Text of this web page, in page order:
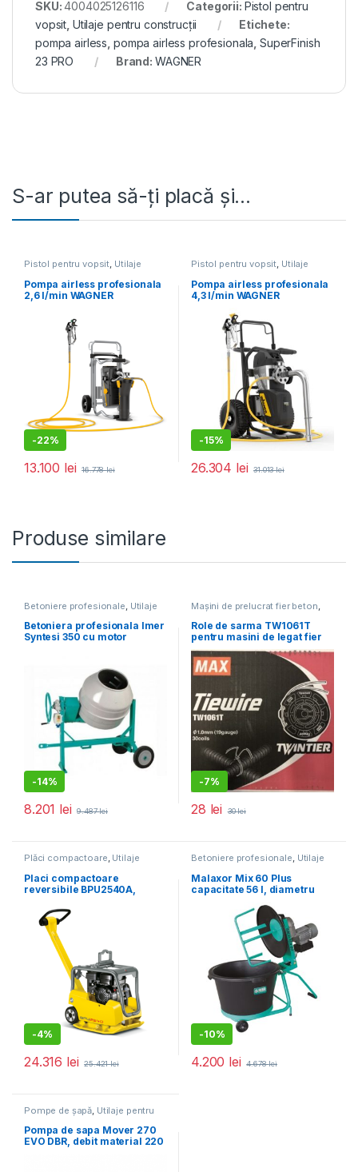
SKU:4004025126116 Categorii: Pistol pentru
vopsit Utilaje pentru construcții
Etichete:
pompa airless pompa airless profesionala ,SuperFinish
23 PRO
Brand: WAGNER
S-ar putea să-ți placă și…
Pistol pentru vopsit, Utilaje
Pompa airless profesionala
2,6 l/min WAGNER
Spraypack
-22%
13.100 lei 16.778lei
Pistol pentru vopsit, Utilaje
Pompa airless profesionala
4,3 l/min WAGNER
-15%
26.304 lei 31.013lei
Produse similare
Betoniere profesionale Utilaje
pentru construcții
Betoniera profesionala Imer
Syntesi 350 cu motor
-14%
8.201 lei 9.487lei
Mașini de prelucrat fier beton
Utilaje pentru construcții
Role de sarma TW1061T
pentru masini de legat fier
beton Max RB441T
-7%
28 lei 30lei
Plăci compactoare, Utilaje
Placi compactoare
reversibile BPU2540A,
OTOR HONDA
GX160,PORNIRE LA SFOARA
-4%
24.316 lei 25.421lei
Betoniere profesionale, Utilaje
Malaxor Mix 60 Plus
capacitate 56 l, diametru
-10%
4.200 lei 4.678lei
Pompe de șapă Utilaje pentru
construcții
Pompa de sapa Mover 270
EVO DBR, debit material 220